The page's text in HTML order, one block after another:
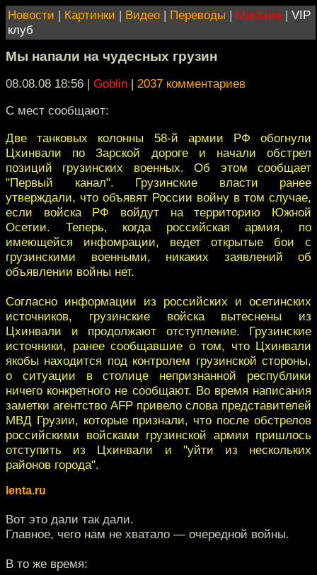
Новости | Картинки | Видео | Переводы | Магазин | VIP
клуб
Мы напали на чудесных грузин
08.08.08 18:56 | Goblin | 2037 комментариев
С мест сообщают:
Две танковых колонны 58-й армии РФ обогнули
Цхинвали по Зарской дороге и начали обстрел
позиций грузинских военных. Об этом сообщает
"Первый канал". Грузинские власти ранее
утверждали, что объявят России войну в том случае,
если войска РФ войдут на территорию Южной
Осетии. Теперь, когда российская армия, по
имеющейся инфомрации, ведет открытые бои с
грузинскими военными, никаких заявлений об
объявлении войны нет.
Согласно информации из российских и осетинских
источников, грузинские войска вытеснены из
Цхинвали и продолжают отступление. Грузинские
источники, ранее сообщавшие о том, что Цхинвали
якобы находится под контролем грузинской стороны,
о ситуации в столице непризнанной республики
ничего конкретного не сообщают. Во время написания
заметки агентство AFP привело слова представителей
МВД Грузии, которые признали, что после обстрелов
российскими войсками грузинской армии пришлось
отступить из Цхинвали и "уйти из нескольких
районов города".
lenta.ru
Вот это дали так дали.
Главное, чего нам не хватало — очередной войны.
В то же время: